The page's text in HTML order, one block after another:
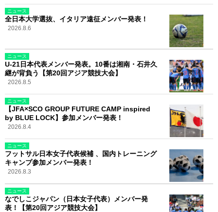
ニュース
全日本大学選抜、イタリア遠征メンバー発表！
2026.8.6
ニュース
U-21日本代表メンバー発表。10番は湘南・石井久
継が背負う【第20回アジア競技大会】
2026.8.5
ニュース
【JFA×SCO GROUP FUTURE CAMP inspired
by BLUE LOCK】参加メンバー発表！
2026.8.4
ニュース
フットサル日本女子代表候補 、国内トレーニング
キャンプ参加メンバー発表！
2026.8.3
ニュース
なでしこジャパン（日本女子代表）メンバー発
表！【第20回アジア競技大会】